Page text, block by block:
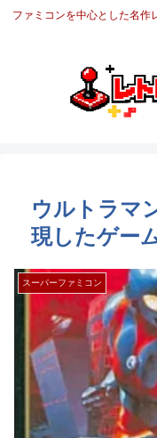
ファミコンを中心とした名作
ウルトラマ
現したゲー
スーパーファミコン